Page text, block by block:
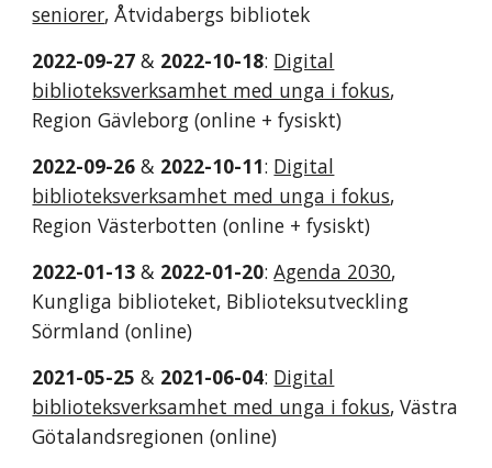
seniorer,Åtvidabergs bibliotek
2022-09-27 & 2022-10-18: Digital
biblioteksverksamhet med unga i fokus,
RegionGävleborg (online + fysiskt)
2022-09-26 & 2022-10-11: Digital
biblioteksverksamhet med unga i fokus,
Region Västerbotten (online + fysiskt)
2022-01-13 & 2022-01-20:Agenda 2030,
Kungliga biblioteket, Biblioteksutveckling
Sörmland(online)
2021-05-25 & 2021-06-04: Digital
biblioteksverksamhet med unga i fokus, Västra
Götalandsregionen (online)